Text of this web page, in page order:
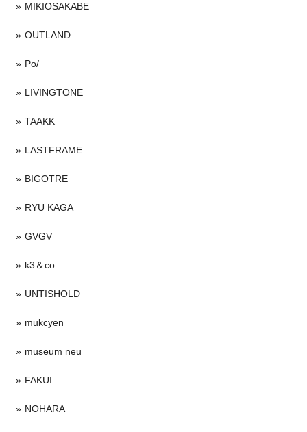
MIKIOSAKABE
OUTLAND
Po/
LIVINGTONE
TAAKK
LASTFRAME
BIGOTRE
RYU KAGA
GVGV
k3＆co.
UNTISHOLD
mukcyen
museum neu
FAKUI
NOHARA